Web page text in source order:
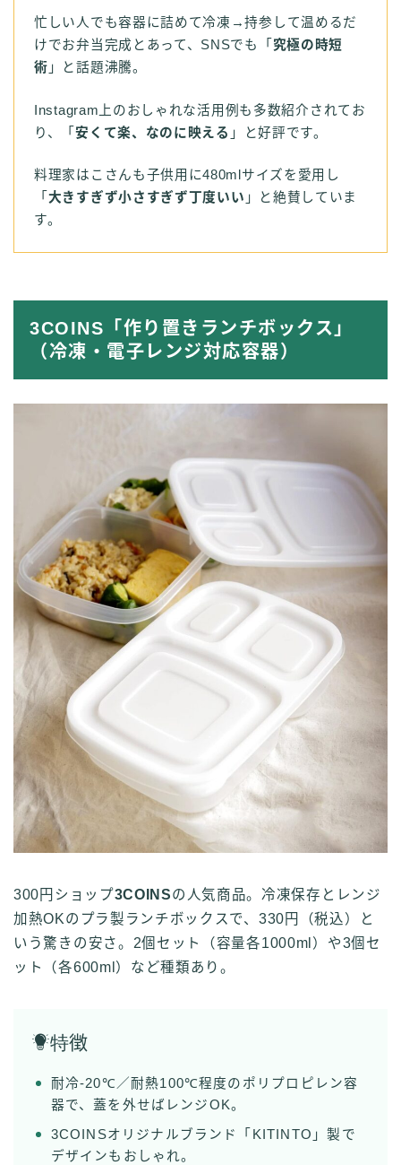
忙しい人でも容器に詰めて冷凍→持参して温めるだ
けでお弁当完成とあって、SNSでも「 究極の時短
術 」と話題沸騰。
Instagram上のおしゃれな活用例も多数紹介されてお
り、「安くて楽、なのに映える 」と好評です。
料理家はこさんも子供用に480mlサイズを愛用し
「 大きすぎず小さすぎず丁度いい 」と絶賛していま
す。
3COINS「作り置きランチボックス」
（冷凍・電子レンジ対応容器）
300円ショップ3COINSの人気商品。冷凍保存とレンジ
加熱OKのプラ製ランチボックスで、330円（税込）と
いう驚きの安さ。2個セット（容量各1000ml）や3個セ
ット（各600ml）など種類あり。
特徴
耐冷-20℃／耐熱100℃程度のポリプロピレン容
器で、蓋を外せばレンジOK。
3COINSオリジナルブランド「KITINTO」製で
デザインもおしゃれ。